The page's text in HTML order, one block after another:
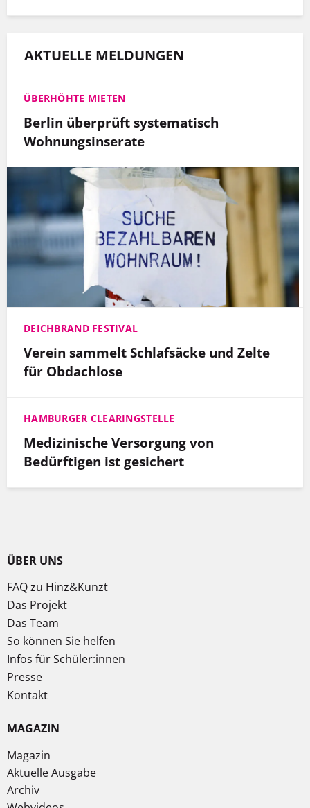
AKTUELLE MELDUNGEN
ÜBERHÖHTE MIETEN
Berlin überprüft systematisch
Wohnungsinserate
DEICHBRAND FESTIVAL
Verein sammelt Schlafsäcke und Zelte
für Obdachlose
HAMBURGER CLEARINGSTELLE
Medizinische Versorgung von
Bedürftigen ist gesichert
ÜBER UNS
FAQ zu Hinz&Kunzt
Das Projekt
Das Team
So können Sie helfen
Infos für Schüler:innen
Presse
Kontakt
MAGAZIN
Magazin
Aktuelle Ausgabe
Archiv